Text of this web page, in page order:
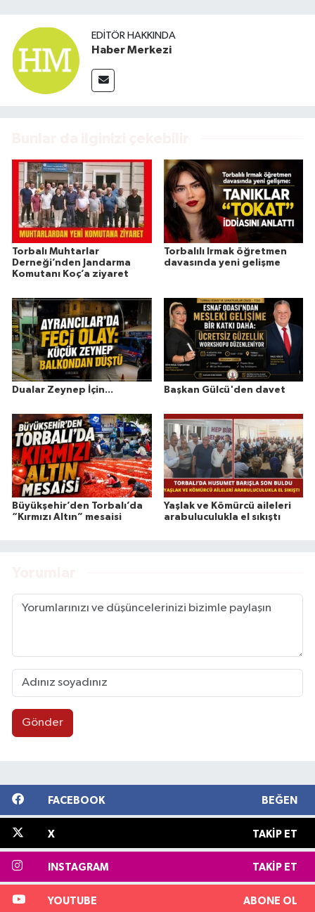
EDITÖR HAKKINDA
Haber Merkezi
Torbalı Muhtarlar
Derneği’nden Jandarma
Komutanı Koç’a ziyaret
Torbalılı Irmak öğretmen
davasında yeni gelişme
Dualar Zeynep İçin... Başkan Gülcü'den davet
Büyükşehir’den Torbalı’da
“Kırmızı Altın” mesaisi
Yaşlak ve Kömürcü aileleri
arabuluculukla el sıkıştı
Gönder
FACEBOOK BEĞEN
X TAKIP ET
INSTAGRAM TAKIP ET
YOUTUBE ABONE OL